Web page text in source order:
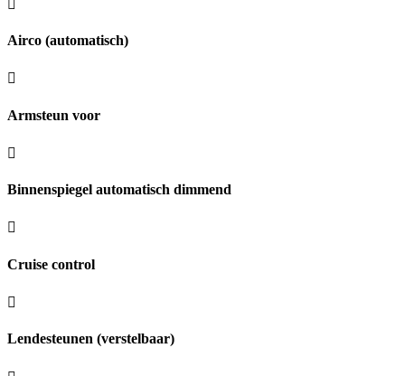
Airco (automatisch)
Armsteun voor
Binnenspiegel automatisch dimmend
Cruise control
Lendesteunen (verstelbaar)